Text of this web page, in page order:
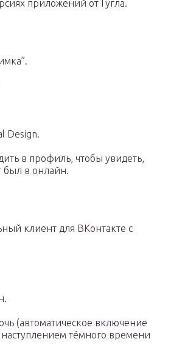
приложений от Гугла.
Design.
в профиль, чтобы увидеть,
был в онлайн.
клиент для ВКонтакте с
(автоматическое включение
тёмного времени